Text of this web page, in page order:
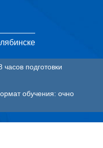
часов подготовки
обучения: очно